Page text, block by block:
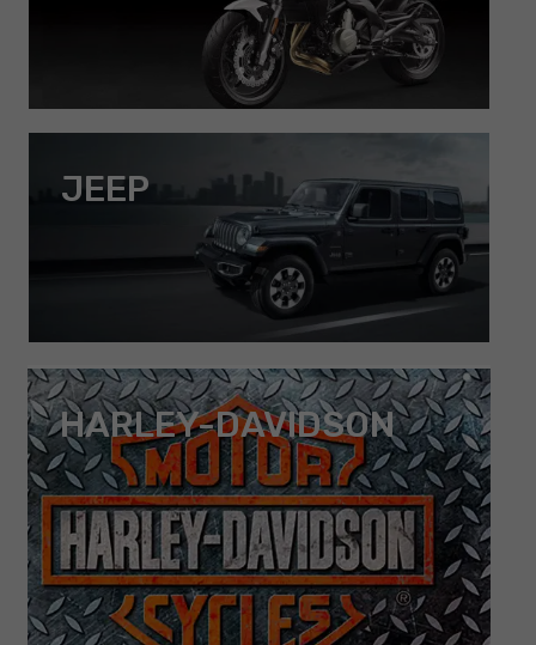
JEEP
HARLEY-DAVIDSON